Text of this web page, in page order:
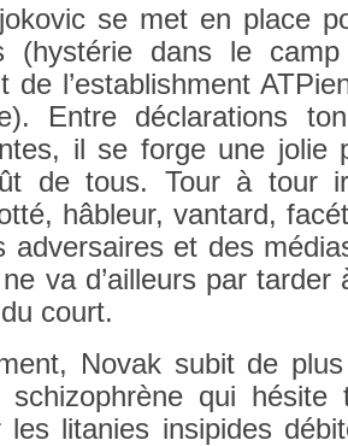
se met en place
(hystérie dans le
de l’es­tablish­ment
Entre déclara­tions
il se forge une jolie
de tous. Tour à tour
hâbleur, van­tard,
ad­versaires et des
va d’ail­leurs par
court.
Novak subit de
schizophrène qui
les lit­an­ies in­sipides